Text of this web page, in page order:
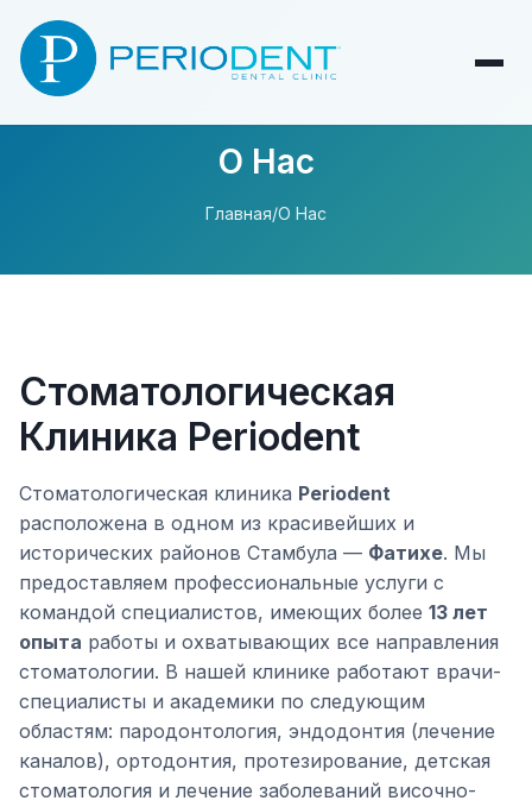
О Нас
Главная/О Нас
Стоматологическая
Клиника Periodent
Стоматологическая клиника Periodent
расположена в одном из красивейших и
исторических районов Стамбула — Фатихе. Мы
предоставляем профессиональные услуги с
командой специалистов, имеющих более 13 лет
опыта работы и охватывающих все направления
стоматологии. В нашей клинике работают врачи-
специалисты и академики по следующим
областям: пародонтология, эндодонтия (лечение
каналов), ортодонтия, протезирование, детская
стоматология и лечение заболеваний височно-